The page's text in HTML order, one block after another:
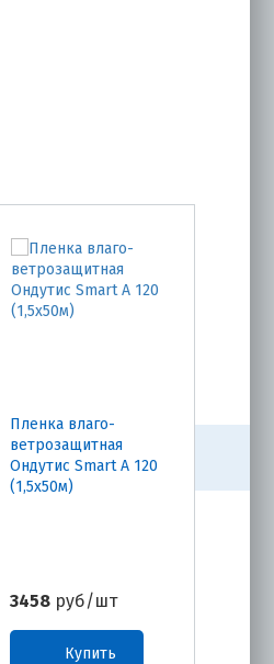
Пленка влаго-
ветрозащитная
Ондутис Smart A 120
(1,5х50м)
3458 руб/шт
Купить
м)